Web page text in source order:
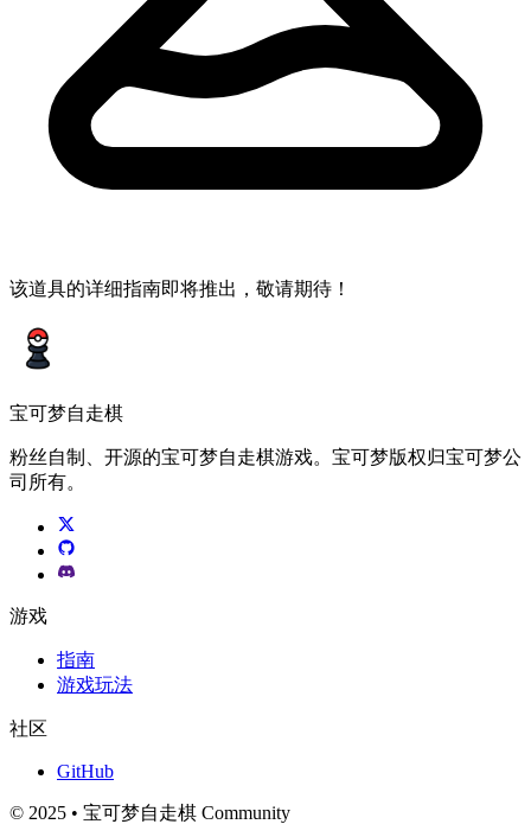
该道具的详细指南即将推出，敬请期待！
宝可梦自走棋
粉丝自制、开源的宝可梦自走棋游戏。宝可梦版权归宝可梦公
司所有。
游戏
指南
游戏玩法
社区
GitHub
© 2025 • 宝可梦自走棋 Community